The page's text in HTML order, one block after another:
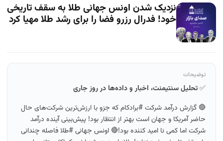
نزدیک شدن اونس جهانی طلا به سقف تاریخی
خود! فدرال رزرو فضا را برای رشد طلا مهیا کرد
توضیحات
✅تحلیل سنتیمنت، اخبار و داده‌ها در روز جاری
🔴 گزارش درآمد شرکت #برادکام که جزو با ارزش‌ترین شرکت‌های حال
حاضر آمریکا و جهان است بهتر از انتظار بود! پیش‌بینی آینده درآمد
شرکت اما کمی نا امید کننده بود!🔴 اونس جهانی #طلا فاصله چندانی